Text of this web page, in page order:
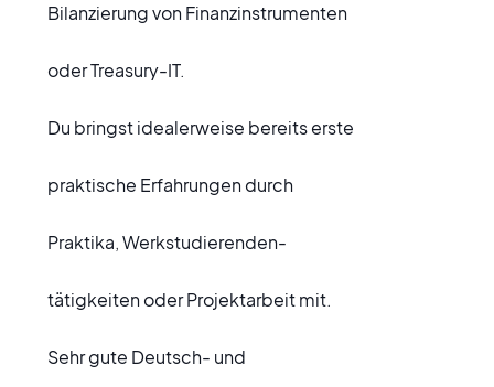
Bilanzierung von Finanzinstrumenten
oder Treasury-IT.
Du bringst idealerweise bereits erste
praktische Erfahrungen durch
Praktika, Werkstudierenden-
tätigkeiten oder Projektarbeit mit.
Sehr gute Deutsch- und